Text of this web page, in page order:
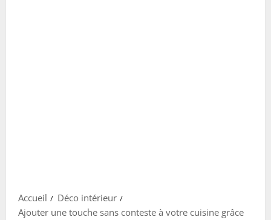
Accueil
Déco intérieur
Ajouter une touche sans conteste à votre cuisine grâce